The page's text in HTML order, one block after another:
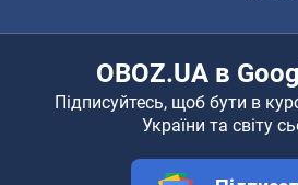
OBOZ.UA в
Підписуйтесь, щоб бути в
України та світу